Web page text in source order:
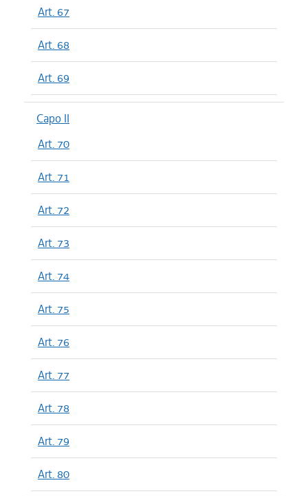
Art. 67
Art. 68
Art. 69
Capo II
Art. 70
Art. 71
Art. 72
Art. 73
Art. 74
Art. 75
Art. 76
Art. 77
Art. 78
Art. 79
Art. 80